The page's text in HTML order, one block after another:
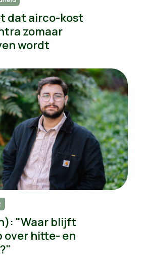
dat airco-kost
zomaar
wordt
"Waar blijft
over hitte- en